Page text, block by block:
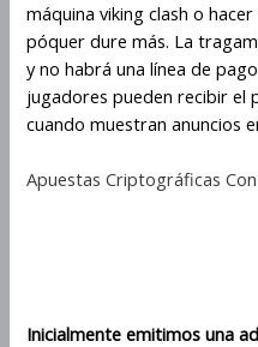
máquina viking clash o
póquer dure más. La
y no habrá una línea de
jugadores pueden recibir el
cuando muestran anuncios
Apuestas Criptográficas
Inicialmente emitimos una